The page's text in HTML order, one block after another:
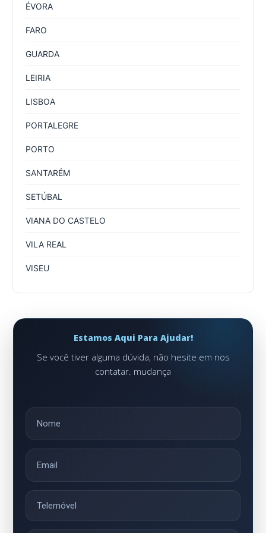
ÉVORA
FARO
GUARDA
LEIRIA
LISBOA
PORTALEGRE
PORTO
SANTARÉM
SETÚBAL
VIANA DO CASTELO
VILA REAL
VISEU
Estamos Aqui Para Ajudar!
Se você tiver alguma dúvida, não hesite em nos
contatar. mudança